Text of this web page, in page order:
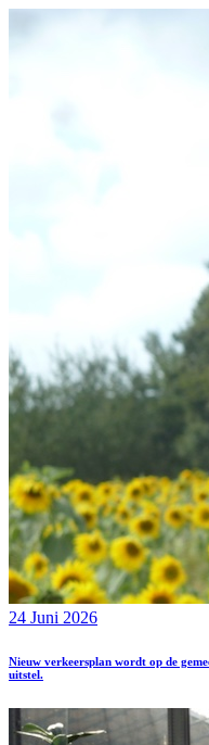
24 Juni 2026
Nieuw verkeersplan wordt op de
uitstel.